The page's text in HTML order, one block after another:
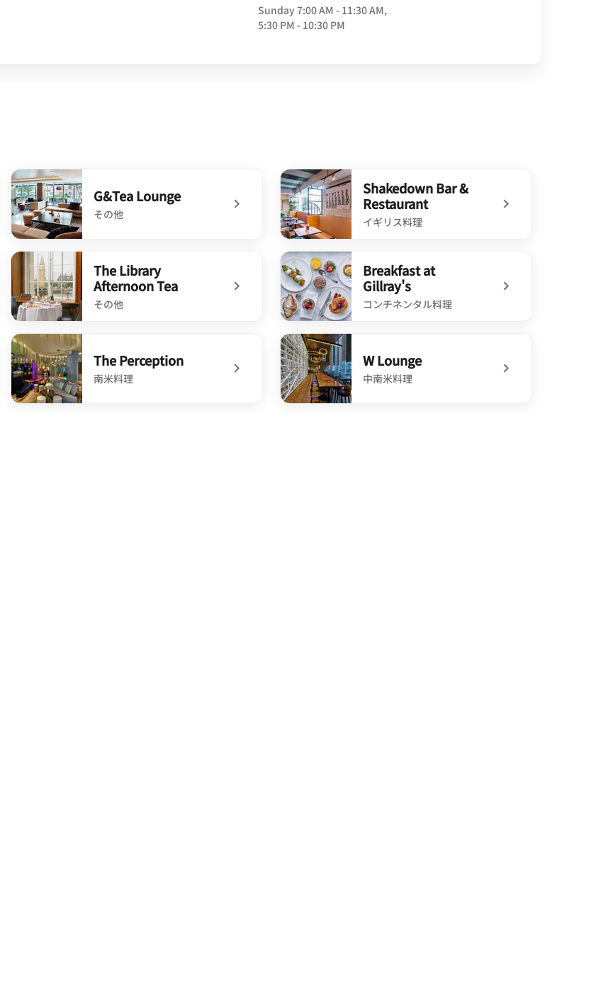
Sunday7:00 AM - 11:30 AM,
5:30 PM - 10:30 PM
G&Tea Lounge
その他
undefined G&Tea Lounge
Shakedown Bar &
Restaurant
イギリス料理
undefined Shakedown Bar & Restaurant
The Library
Afternoon Tea
その他
undefined The Library Afternoon Tea
Breakfast at
Gillray's
コンチネンタル料理
undefined Breakfast at Gillray's
The Perception
南米料理
W Lounge
中南米料理